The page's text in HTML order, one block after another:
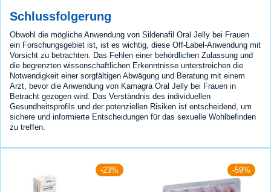
Schlussfolgerung
Obwohl die mögliche Anwendung von Sildenafil Oral Jelly bei Frauen
ein Forschungsgebiet ist, ist es wichtig, diese Off-Label-Anwendung mit
Vorsicht zu betrachten. Das Fehlen einer behördlichen Zulassung und
die begrenzten wissenschaftlichen Erkenntnisse unterstreichen die
Notwendigkeit einer sorgfältigen Abwägung und Beratung mit einem
Arzt, bevor die Anwendung von Kamagra Oral Jelly bei Frauen in
Betracht gezogen wird. Das Verständnis des individuellen
Gesundheitsprofils und der potenziellen Risiken ist entscheidend, um
sichere und informierte Entscheidungen für das sexuelle Wohlbefinden
zu treffen.
-23% -59%